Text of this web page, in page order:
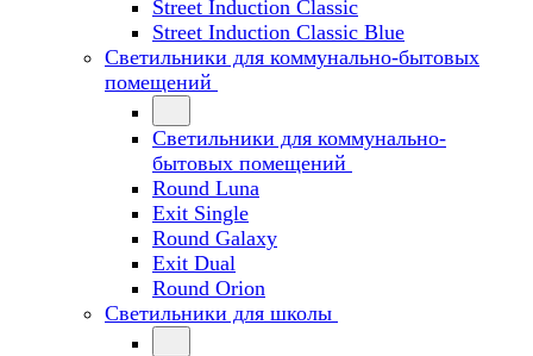
Street Induction Classic
Street Induction Classic Blue
Светильники для коммунально-бытовых
помещений
Светильники для коммунально-
бытовых помещений
Round Luna
Exit Single
Round Galaxy
Exit Dual
Round Orion
Светильники для школы